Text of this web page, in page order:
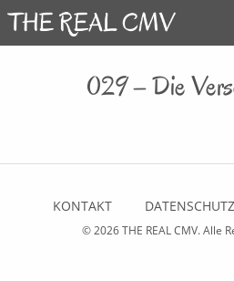
029 – Die
KONTAKT DATENSCHUTZ
© 2026THE REAL CMV. Alle